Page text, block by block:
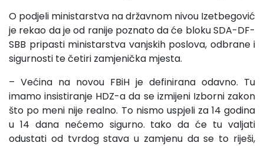
O podjeli ministarstva na državnom nivou Izetbegović
je rekao da je od ranije poznato da će bloku SDA-DF-
SBB pripasti ministarstva vanjskih poslova, odbrane i
sigurnosti te četiri zamjenička mjesta.
– Većina na novou FBiH je definirana odavno. Tu
imamo insistiranje HDZ-a da se izmijeni Izborni zakon
što po meni nije realno. To nismo uspjeli za 14 godina
u 14 dana nećemo sigurno. tako da će tu valjati
odustati od tvrdog stava u zamjenu da se to riješi,